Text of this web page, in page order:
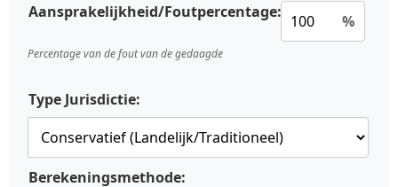
Aansprakelijkheid/Foutpercentage: %
Percentage van de fout van de gedaagde
Type Jurisdictie:
Berekeningsmethode: